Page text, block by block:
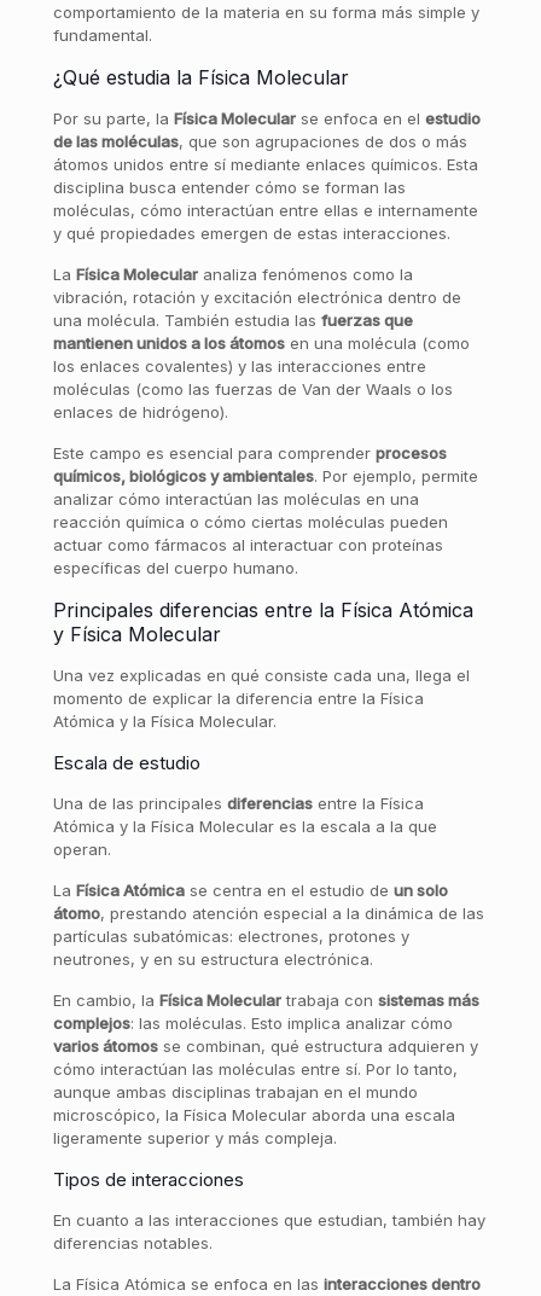
comportamiento de la materia en su forma más simple y
fundamental.
¿Qué estudia la Física Molecular
Por su parte, la Física Molecularse enfoca en el estudio
de las moléculas, que son agrupaciones de dos o más
átomos unidos entre sí mediante enlaces químicos. Esta
disciplina busca entender cómo se forman las
moléculas, cómo interactúan entre ellas e internamente
y qué propiedades emergen de estas interacciones.
La Física Molecularanaliza fenómenos como la
vibración, rotación y excitación electrónica dentro de
una molécula. También estudia las fuerzas que
mantienen unidos a los átomosen una molécula (como
los enlaces covalentes) y las interacciones entre
moléculas (como las fuerzas de Van der Waals o los
enlaces de hidrógeno).
Este campo es esencial para comprender procesos
químicos, biológicos y ambientales. Por ejemplo, permite
analizar cómo interactúan las moléculas en una
reacción química o cómo ciertas moléculas pueden
actuar como fármacos al interactuar con proteínas
específicas del cuerpo humano.
Principales diferencias entre la Física Atómica
y Física Molecular
Una vez explicadas en qué consiste cada una, llega el
momento de explicar la diferencia entre la Física
Atómica y la Física Molecular.
Escala de estudio
Una de las principales diferenciasentre la Física
Atómica y la Física Molecular es la escala a la que
operan.
La Física Atómicase centra en el estudio de un solo
átomo, prestando atención especial a la dinámica de las
partículas subatómicas: electrones, protones y
neutrones, y en su estructura electrónica.
En cambio, la Física Moleculartrabaja con sistemas más
complejos: las moléculas. Esto implica analizar cómo
varios átomosse combinan, qué estructura adquieren y
cómo interactúan las moléculas entre sí. Por lo tanto,
aunque ambas disciplinas trabajan en el mundo
microscópico, la Física Molecular aborda una escala
ligeramente superior y más compleja.
Tipos de interacciones
En cuanto a las interacciones que estudian, también hay
diferencias notables.
La Física Atómica se enfoca en las interacciones dentro